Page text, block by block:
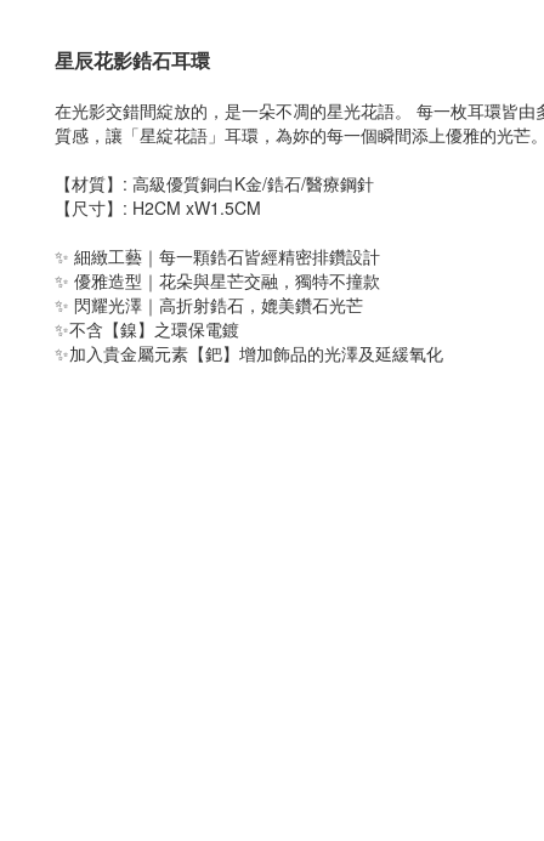
星辰花影鋯石耳環
在光影交錯間綻放的，是一朵不凋的星光花語。 每一枚耳環皆
質感，讓「星綻花語」耳環，為妳的每一個瞬間添上優雅的光芒
【材質】: 高級優質銅白K金/鋯石/醫療鋼針
【尺寸】: H2CM xW1.5CM
✨ 細緻工藝｜每一顆鋯石皆經精密排鑽設計
✨ 優雅造型｜花朵與星芒交融，獨特不撞款
✨ 閃耀光澤｜高折射鋯石，媲美鑽石光芒
✨不含【鎳】之環保電鍍
✨加入貴金屬元素【鈀】增加飾品的光澤及延緩氧化